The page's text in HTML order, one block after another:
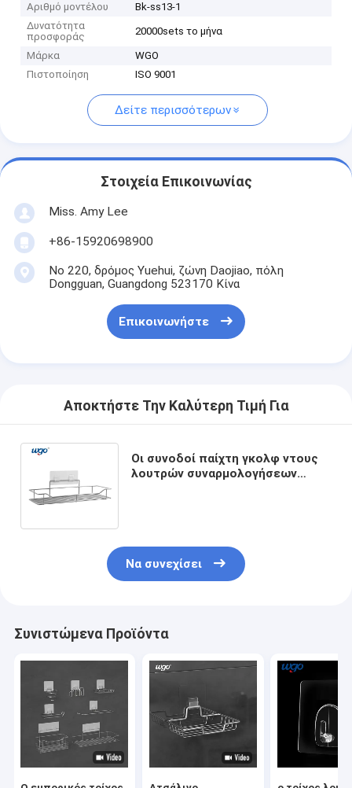
Αριθμό μοντέλου
Bk-ss13-1
Δυνατότητα
προσφοράς
20000sets το μήνα
Μάρκα
WGO
Πιστοποίηση
ISO 9001
Δείτε περισσότερων
Στοιχεία Επικοινωνίας
Miss. Amy Lee
+86-15920698900
Νο 220, δρόμος Yuehui, ζώνη Daojiao, πόλη
Dongguan, Guangdong 523170 Κίνα
Επικοινωνήστε
Αποκτήστε Την Καλύτερη Τιμή Για
Οι συνοδοί παίχτη γκολφ ντους
λουτρών συναρμολογήσεων
Να συνεχίσει
Συνιστώμενα Προϊόντα